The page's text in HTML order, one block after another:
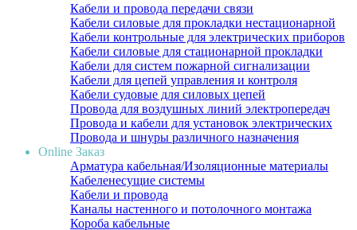
Кабели и провода передачи связи
Кабели силовые для прокладки нестационарной
Кабели контрольные для электрических приборов
Кабели силовые для стационарной прокладки
Кабели для систем пожарной сигнализации
Кабели для цепей управления и контроля
Кабели судовые для силовых цепей
Провода для воздушных линий электропередач
Провода и кабели для установок электрических
Провода и шнуры различного назначения
Online Заказ
Арматура кабельная/Изоляционные материалы
Кабеленесущие системы
Кабели и провода
Каналы настенного и потолочного монтажа
Короба кабельные